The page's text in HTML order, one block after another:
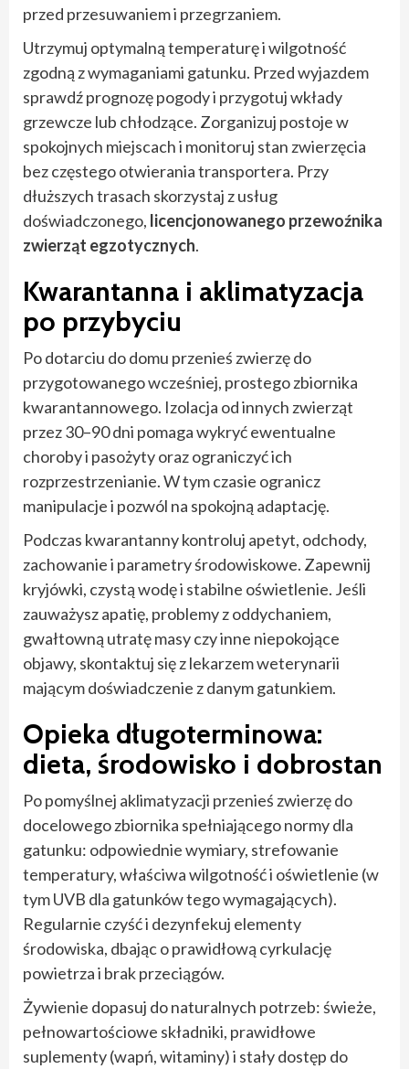
przed przesuwaniem i przegrzaniem.
Utrzymuj optymalną temperaturę i wilgotność
zgodną z wymaganiami gatunku. Przed wyjazdem
sprawdź prognozę pogody i przygotuj wkłady
grzewcze lub chłodzące. Zorganizuj postoje w
spokojnych miejscach i monitoruj stan zwierzęcia
bez częstego otwierania transportera. Przy
dłuższych trasach skorzystaj z usług
doświadczonego, licencjonowanego przewoźnika
zwierząt egzotycznych.
Kwarantanna i aklimatyzacja
po przybyciu
Po dotarciu do domu przenieś zwierzę do
przygotowanego wcześniej, prostego zbiornika
kwarantannowego. Izolacja od innych zwierząt
przez 30–90 dni pomaga wykryć ewentualne
choroby i pasożyty oraz ograniczyć ich
rozprzestrzenianie. W tym czasie ogranicz
manipulacje i pozwól na spokojną adaptację.
Podczas kwarantanny kontroluj apetyt, odchody,
zachowanie i parametry środowiskowe. Zapewnij
kryjówki, czystą wodę i stabilne oświetlenie. Jeśli
zauważysz apatię, problemy z oddychaniem,
gwałtowną utratę masy czy inne niepokojące
objawy, skontaktuj się z lekarzem weterynarii
mającym doświadczenie z danym gatunkiem.
Opieka długoterminowa:
dieta, środowisko i dobrostan
Po pomyślnej aklimatyzacji przenieś zwierzę do
docelowego zbiornika spełniającego normy dla
gatunku: odpowiednie wymiary, strefowanie
temperatury, właściwa wilgotność i oświetlenie (w
tym UVB dla gatunków tego wymagających).
Regularnie czyść i dezynfekuj elementy
środowiska, dbając o prawidłową cyrkulację
powietrza i brak przeciągów.
Żywienie dopasuj do naturalnych potrzeb: świeże,
pełnowartościowe składniki, prawidłowe
suplementy (wapń, witaminy) i stały dostęp do